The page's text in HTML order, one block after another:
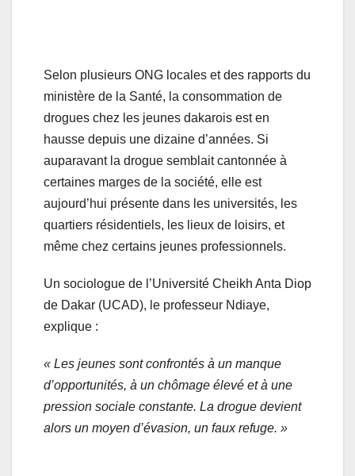
Selon plusieurs ONG locales et des rapports du
ministère de la Santé, la consommation de
drogues chez les jeunes dakarois est en
hausse depuis une dizaine d’années. Si
auparavant la drogue semblait cantonnée à
certaines marges de la société, elle est
aujourd’hui présente dans les universités, les
quartiers résidentiels, les lieux de loisirs, et
même chez certains jeunes professionnels.
Un sociologue de l’Université Cheikh Anta Diop
de Dakar (UCAD), le professeur Ndiaye,
explique :
« Les jeunes sont confrontés à un manque
d’opportunités, à un chômage élevé et à une
pression sociale constante. La drogue devient
alors un moyen d’évasion, un faux refuge. »